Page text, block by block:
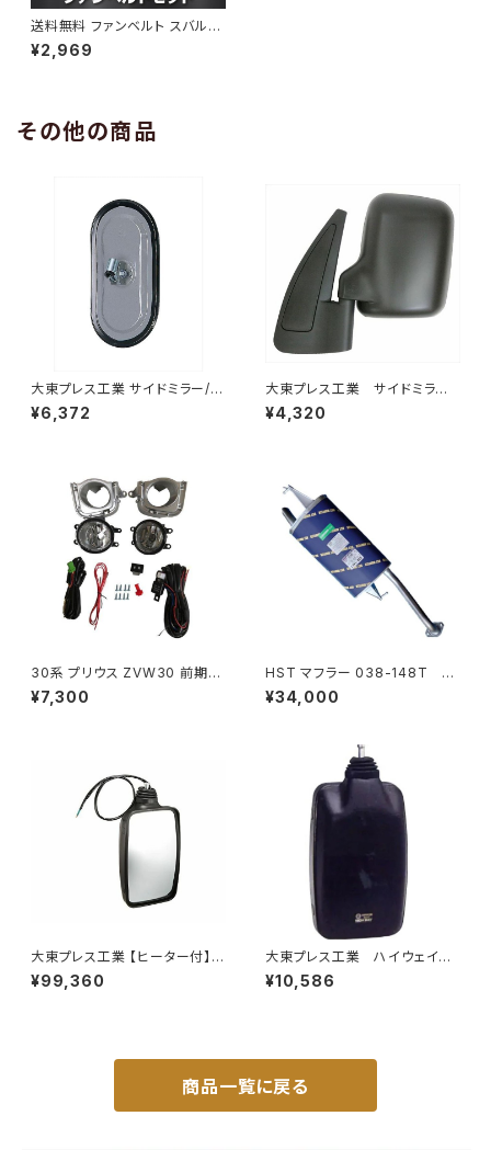
送料無料 ファンベルト スバル
エクシーガ 型式YAM H24.05
～H27.04 （国内トップメーカ
¥2,969
その他の商品
大東プレス工業 サイドミラー/バ
ックミラー77年いすゞ 300 L0
04 小判 DI-75
¥6,372
大東プレス工業 サイドミラー/
バックミラースバル サンバー
左 99年～ DI-641
¥4,320
30系 プリウス ZVW30 前期
純正 タイプ フォグランプ ユニッ
ト バルブ 配線 スイッチ H11 左
¥7,300
HST マフラー 038-148T プ
レミオ ZRT261 トヨタ 本体オ
ールステンレス 車検対応 純正
¥34,000
大東プレス工業 【ヒーター付】ハ
イウェイミラー リモコン+ヒータ
ー付 DI-6021CXE
¥99,360
大東プレス工業 ハイウェイミ
ラー 800Rヒーター無 トラッ
¥10,586
商品一覧に戻る